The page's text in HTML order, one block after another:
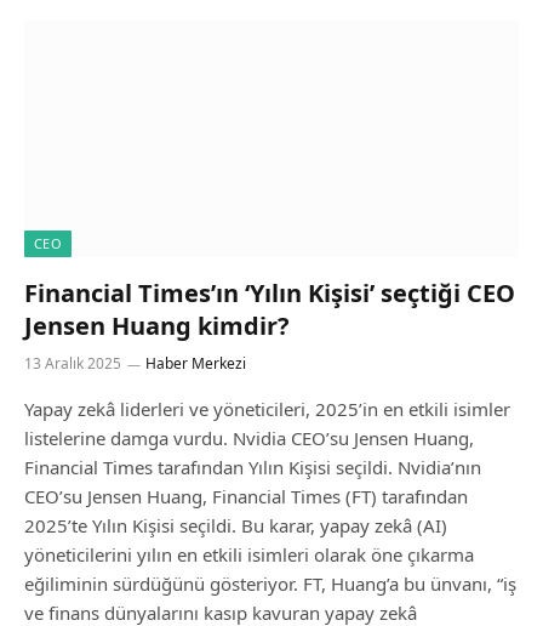
CEO
Financial Times’ın ‘Yılın Kişisi’ seçtiği CEO
Jensen Huang kimdir?
13 Aralık 2025 Haber Merkezi
Yapay zekâ liderleri ve yöneticileri, 2025’in en etkili isimler
listelerine damga vurdu. Nvidia CEO’su Jensen Huang,
Financial Times tarafından Yılın Kişisi seçildi. Nvidia’nın
CEO’su Jensen Huang, Financial Times (FT) tarafından
2025’te Yılın Kişisi seçildi. Bu karar, yapay zekâ (AI)
yöneticilerini yılın en etkili isimleri olarak öne çıkarma
eğiliminin sürdüğünü gösteriyor. FT, Huang’a bu ünvanı, “iş
ve finans dünyalarını kasıp kavuran yapay zekâ